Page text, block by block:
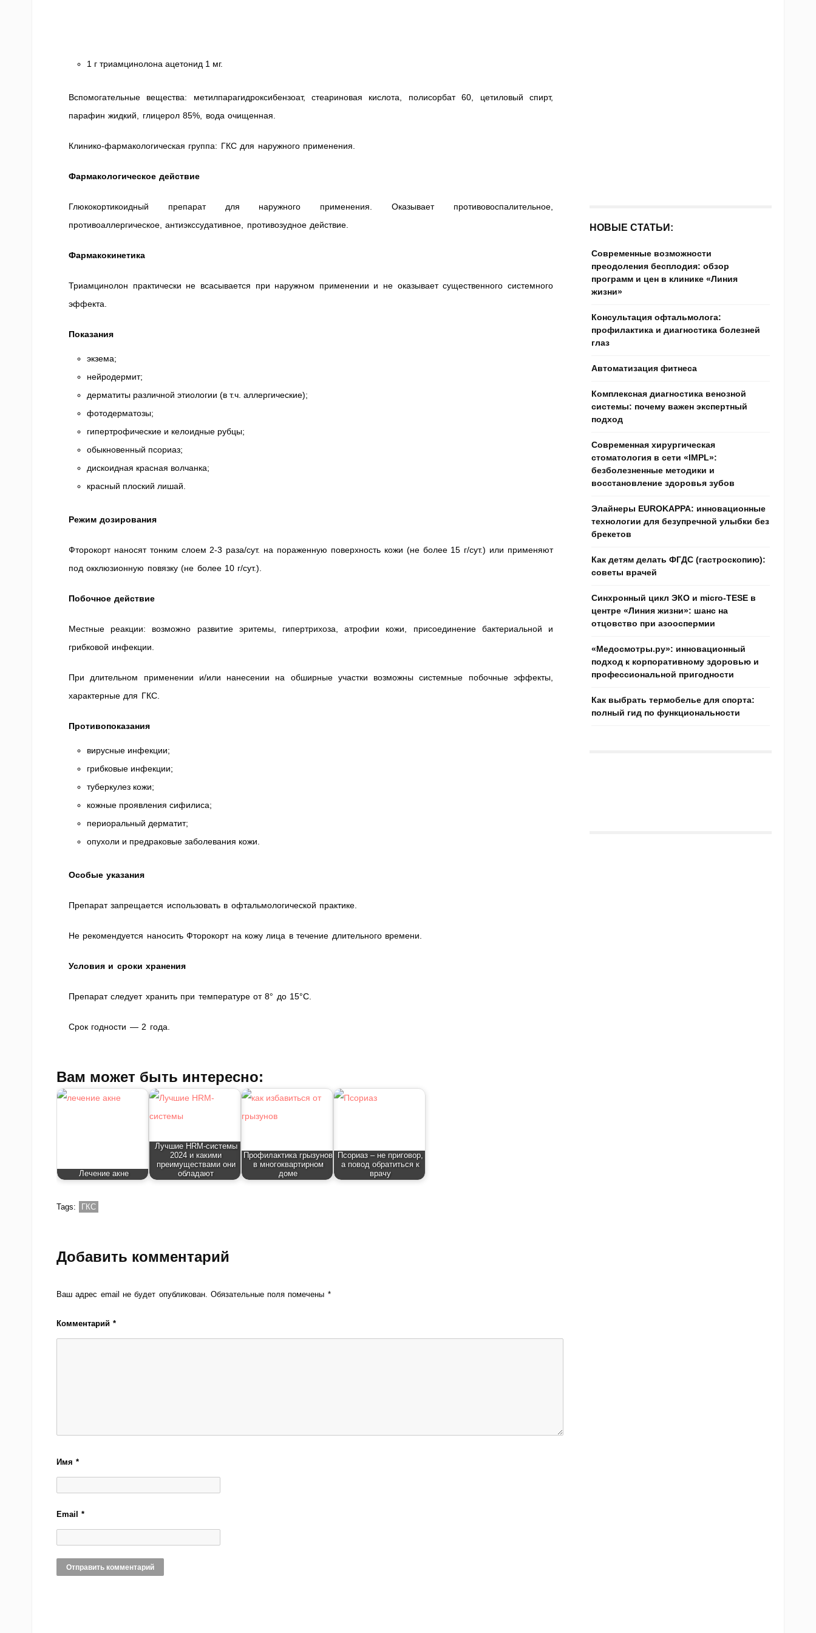
1 г триамцинолона ацетонид 1 мг.
Вспомогательные вещества: метилпарагидроксибензоат, стеариновая кислота, полисорбат 60, цетиловый спирт,
парафин жидкий, глицерол 85%, вода очищенная.
Клинико-фармакологическая группа: ГКС для наружного применения.
Фармакологическое действие
Глюкокортикоидный препарат для наружного применения. Оказывает противовоспалительное,
противоаллергическое, антиэкссудативное, противозудное действие.
Фармакокинетика
Триамцинолон практически не всасывается при наружном применении и не оказывает существенного системного
эффекта.
Показания
экзема;
нейродермит;
дерматиты различной этиологии (в т.ч. аллергические);
фотодерматозы;
гипертрофические и келоидные рубцы;
обыкновенный псориаз;
дискоидная красная волчанка;
красный плоский лишай.
Режим дозирования
Фторокорт наносят тонким слоем 2-3 раза/сут. на пораженную поверхность кожи (не более 15 г/сут.) или применяют
под окклюзионную повязку (не более 10 г/сут.).
Побочное действие
Местные реакции: возможно развитие эритемы, гипертрихоза, атрофии кожи, присоединение бактериальной и
грибковой инфекции.
При длительном применении и/или нанесении на обширные участки возможны системные побочные эффекты,
характерные для ГКС.
Противопоказания
вирусные инфекции;
грибковые инфекции;
туберкулез кожи;
кожные проявления сифилиса;
периоральный дерматит;
опухоли и предраковые заболевания кожи.
Особые указания
Препарат запрещается использовать в офтальмологической практике.
Не рекомендуется наносить Фторокорт на кожу лица в течение длительного времени.
Условия и сроки хранения
Препарат следует хранить при температуре от 8° до 15°С.
Срок годности — 2 года.
Вам может быть интересно:
Лечение акне
Лучшие HRM-системы
2024 и какими
преимуществами они
обладают
Профилактика грызунов
в многоквартирном
доме
Псориаз – не приговор,
а повод обратиться к
врачу
Tags: ГКС
Добавить комментарий
Ваш адрес email не будет опубликован. Обязательные поля помечены *
Комментарий*
Имя*
Email*
НОВЫЕ СТАТЬИ:
Современные возможности
преодоления бесплодия: обзор
программ и цен в клинике «Линия
жизни»
Консультация офтальмолога:
профилактика и диагностика болезней
глаз
Автоматизация фитнеса
Комплексная диагностика венозной
системы: почему важен экспертный
подход
Современная хирургическая
стоматология в сети «IMPL»:
безболезненные методики и
восстановление здоровья зубов
Элайнеры EUROKAPPA: инновационные
технологии для безупречной улыбки без
брекетов
Как детям делать ФГДС (гастроскопию):
советы врачей
Синхронный цикл ЭКО и micro-TESE в
центре «Линия жизни»: шанс на
отцовство при азооспермии
«Медосмотры.ру»: инновационный
подход к корпоративному здоровью и
профессиональной пригодности
Как выбрать термобелье для спорта:
полный гид по функциональности